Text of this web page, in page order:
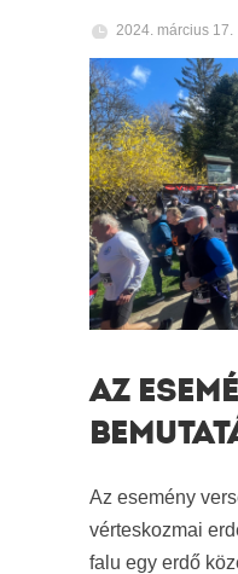
2024. március 17.
AZ
Az esemény
vérteskozmai
falu egy erdő